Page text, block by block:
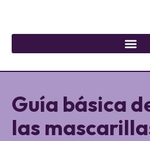
Guía básica
las